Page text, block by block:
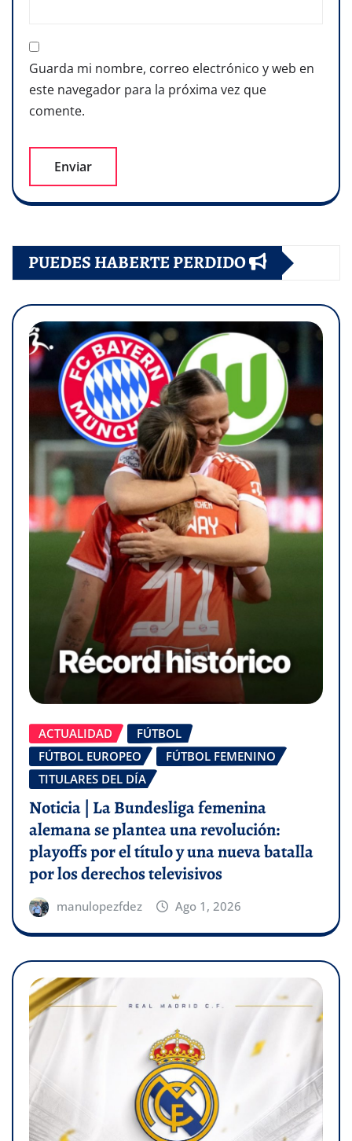
Guarda mi nombre, correo electrónico y web en
este navegador para la próxima vez que
comente.
PUEDES HABERTE PERDIDO
ACTUALIDAD
FÚTBOL
FÚTBOL EUROPEO
FÚTBOL FEMENINO
TITULARES DEL DÍA
Noticia | La Bundesliga femenina
alemana se plantea una revolución:
playoffs por el título y una nueva batalla
por los derechos televisivos
manulopezfdez Ago 1, 2026